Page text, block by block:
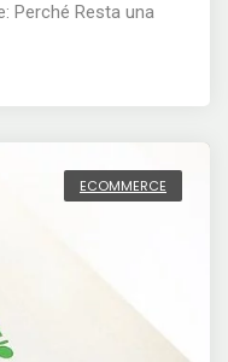
Perché Resta una
ECOMMERCE